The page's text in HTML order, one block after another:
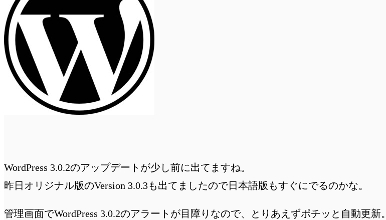
WordPress 3.0.2のアップデートが少し前に出てますね。
昨日オリジナル版のVersion 3.0.3も出てましたので日本語版もすぐにでるのかな。
管理画面でWordPress 3.0.2のアラートが目障りなので、とりあえずポチッと自動更新。